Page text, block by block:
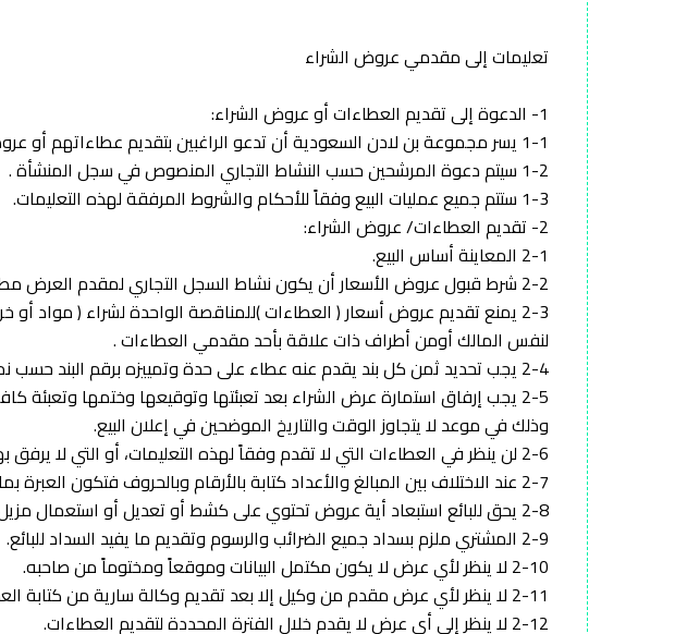
تعليمات إلى مقدمي عروض الشراء
1- الدعوة إلى تقديم العطاءات أو عروض الشراء:
1-1 يسر مجموعة بن لادن السعودية أن تدعو الراغبين بتقديم عطاءاتهم أو عروض الشراء بطريقة الظرف المختوم عن أي أو جميع الأصناف المبينة في إعلان البيع.
1-2 سيتم دعوة المرشحين حسب النشاط التجاري المنصوص في سجل المنشأة .
1-3 ستتم جميع عمليات البيع وفقاً للأحكام والشروط المرفقة لهذه التعليمات.
2- تقديم العطاءات/ عروض الشراء:
2-1 المعاينة أساس البيع.
2-2 شرط قبول عروض الأسعار أن يكون نشاط السجل التجاري لمقدم العرض مطابقاً لنوع أو صنف المبيع .
2-3 يمنع تقديم عروض أسعار ( العطاءات )للمناقصة الواحدة لشراء (
لنفس المالك أومن أطراف ذات علاقة بأحد مقدمي العطاءات .
2-4 يجب تحديد ثمن كل بند يقدم عنه عطاء على حدة وتمييزه برقم البند حسب نموذج عرض السعر المرفق.
2-5 يجب إرفاق استمارة عرض الشراء بعد تعبئتها وتوقيعها وختمها وتعبئة
وذلك في موعد لا يتجاوز الوقت والتاريخ الموضحين في إعلان البيع.
2-6 لن ينظر في العطاءات التي لا تقدم وفقاً لهذه التعليمات، أو التي لا يرفق بها التأمين الكافي أو المخالفة للتعليمات والمتطلبات
2-7 عند الاختلاف بين المبالغ والأعداد كتابة بالأرقام وبالحروف فتكون العبرة بما كتب الحروف.
2-8 يحق للبائع استبعاد أية عروض تحتوي على كشط أو تعديل أو استعمال مزيل.
2-9 المشتري ملزم بسداد جميع الضرائب والرسوم وتقديم ما يفيد السداد للبائع.
2-10 لا ينظر لأي عرض لا يكون مكتمل البيانات وموقعاً ومختوماً من صاحبه.
2-11 لا ينظر لأي عرض مقدم من وكيل إلا بعد تقديم وكالة سارية من كتابة العدل المختصة تنص على الحق في التقدم بالعطاء نيابة عن المنشأة .
2-12 لا ينظر إلى أي عرض لا يقدم خلال الفترة المحددة لتقديم العطاءات.